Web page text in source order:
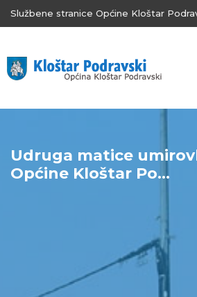
Službene stranice Općine Kloštar
Udruga matice
Općine Kloštar Po...